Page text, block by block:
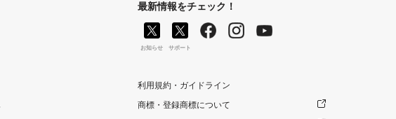
最新情報をチェック！
お知らせ サポート
利用規約・ガイドライン
商標・登録商標について